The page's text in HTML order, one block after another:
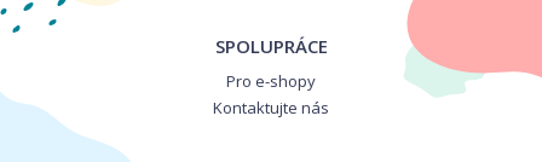
SPOLUPRÁCE
Pro e-shopy
Kontaktujte nás